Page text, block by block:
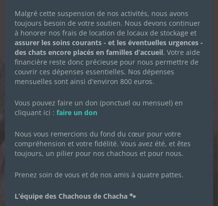
LA NEWSLETTER
DES CHACHOUS
Inscrivez-vous pour recevoir toute
l'actualité de l'association.
*
Nom de famille*
Adresse email
Je souhaite m'inscrire à la newsletter des
Malgré cette suspension de nos activités, nous avons
toujours besoin de votre soutien. Nous devons continuer
à honorer nos frais de location de locaux de stockage et
assurer les soins courants - et les éventuelles urgences -
des chats encore placés en familles d’accueil. Votre aide
financière reste donc précieuse pour nous permettre de
couvrir ces dépenses essentielles. Nos dépenses
mensuelles sont ainsi d'environ 800 euros.
Vous pouvez faire un don (ponctuel ou mensuel) en
cliquant ici : faire un don
Nous vous remercions du fond du cœur pour votre
compréhension et votre fidélité. Vous avez été, et êtes
toujours, un pilier pour nos chachous et pour nous.
Prenez soin de vous et de nos amis à quatre pattes.
L’équipe des Chachous de Chacha 🐾